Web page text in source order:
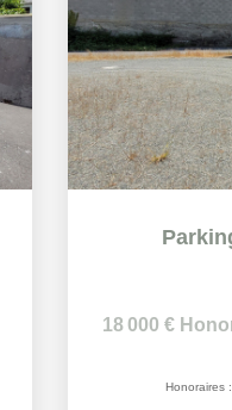
18 000 €
Honoraires